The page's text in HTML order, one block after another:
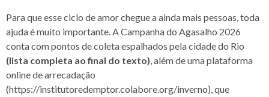
Para que esse ciclo de amor chegue a ainda mais pessoas, toda
ajuda é muito importante. A Campanha do Agasalho 2026
conta com pontos de coleta espalhados pela cidade do Rio
(lista completa ao final do texto), além de uma plataforma
online de arrecadação
(https://institutoredemptor.colabore.org/inverno), que